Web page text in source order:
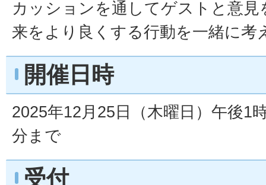
カッションを通してゲストと意
来をより良くする行動を一緒に考
開催日時
2025年12月25日（木曜日）午後1
分まで
受付